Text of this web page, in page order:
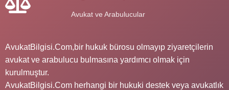
Avukat ve Arabulucular
AvukatBilgisi.Com,bir hukuk bürosu olmayıp ziyaretçilerin
avukat ve arabulucu bulmasına yardımcı olmak için
kurulmuştur.
AvukatBilgisi.Com herhangi bir hukuki destek veya avukatlık